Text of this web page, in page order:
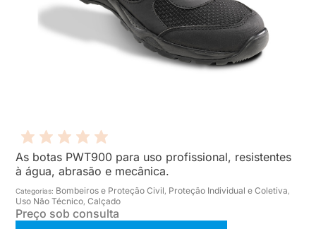
As botas PWT900 para uso profissional, resistentes
à água, abrasão e mecânica.
Categorias: Bombeiros e Proteção Civil, Proteção Individual e Coletiva,
Uso Não Técnico,Calçado
Preço sob consulta